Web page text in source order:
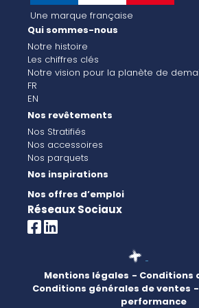
Une marque française
Qui sommes-nous
Notre histoire
Les chiffres clés
Notre vision pour la planète de
FR
EN
Nos revêtements
Nos Stratifiés
Nos accessoires
Nos parquets
Nos inspirations
Nos offres d’emploi
Réseaux Sociaux
Mentions légales - Conditions
Conditions générales de ventes
performance